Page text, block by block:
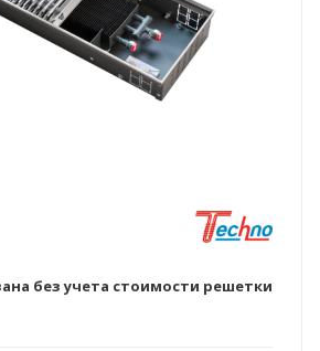
без учета стоимости решетки